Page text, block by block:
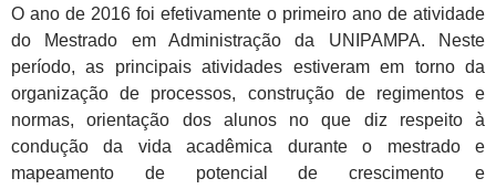
O ano de 2016 foi efetivamente o primeiro ano de atividade
do Mestrado em Administração da UNIPAMPA. Neste
período, as principais atividades estiveram em torno da
organização de processos, construção de regimentos e
normas, orientação dos alunos no que diz respeito à
condução da vida acadêmica durante o mestrado e
mapeamento de potencial de crescimento e